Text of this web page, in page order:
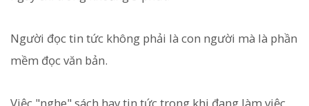
Người đọc tin tức không phải là con người mà là phần
mềm đọc văn bản.